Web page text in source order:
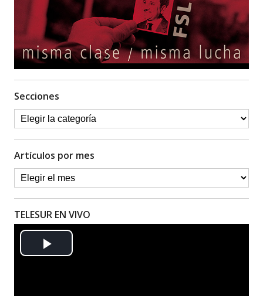
Secciones
Artículos por mes
TELESUR EN VIVO